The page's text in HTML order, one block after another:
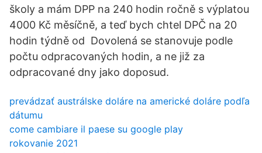
školy a mám DPP na 240 hodin ročně s výplatou
4000 Kč měsíčně, a teď bych chtel DPČ na 20
hodin týdně od Dovolená se stanovuje podle
počtu odpracovaných hodin, a ne již za
odpracované dny jako doposud.
prevádzať austrálske doláre na americké doláre podľa
dátumu
come cambiare il paese su google play
rokovanie 2021